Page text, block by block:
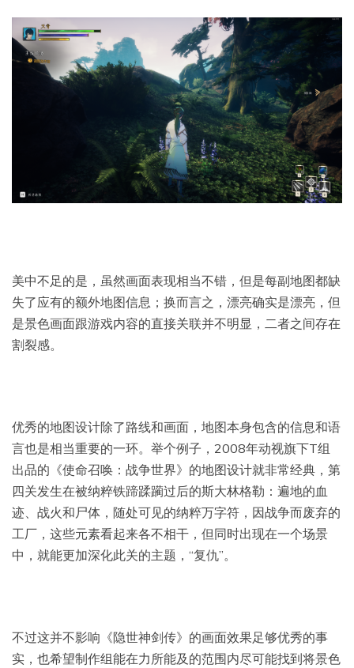
美中不足的是，虽然画面表现相当不错，但是每副地图都缺
失了应有的额外地图信息；换而言之，漂亮确实是漂亮，但
是景色画面跟游戏内容的直接关联并不明显，二者之间存在
割裂感。
优秀的地图设计除了路线和画面，地图本身包含的信息和语
言也是相当重要的一环。举个例子，2008年动视旗下T组
出品的《使命召唤：战争世界》的地图设计就非常经典，第
四关发生在被纳粹铁蹄蹂躏过后的斯大林格勒：遍地的血
迹、战火和尸体，随处可见的纳粹万字符，因战争而废弃的
工厂，这些元素看起来各不相干，但同时出现在一个场景
中，就能更加深化此关的主题，“复仇”。
不过这并不影响《隐世神剑传》的画面效果足够优秀的事
实，也希望制作组能在力所能及的范围内尽可能找到将景色